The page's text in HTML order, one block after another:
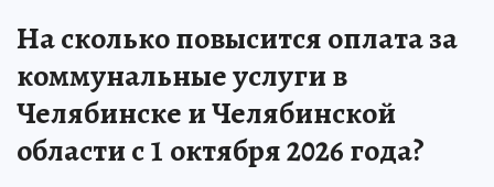
На сколько повысится оплата за
коммунальные услуги в
Челябинске и Челябинской
области с 1 октября 2026 года?